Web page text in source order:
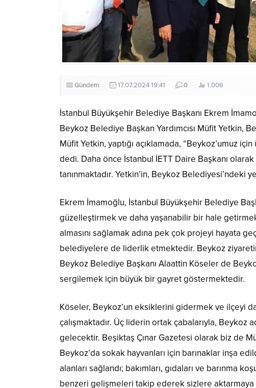
Gündem 17.07.2024 19:41 0 1.006
İstanbul Büyükşehir Belediye Başkanı Ekrem
Beykoz Belediye Başkan Yardımcısı Müfit Yetkin,
Müfit Yetkin, yaptığı açıklamada, “Beykoz’umuz
dedi. Daha önce İstanbul İETT Daire Başkanı
tanınmaktadır. Yetkin’in, Beykoz
Ekrem İmamoğlu, İstanbul Büyükşehir Belediye
güzelleştirmek ve daha yaşanabilir bir hale
almasını sağlamak adına pek çok projeyi hayata
belediyelere de liderlik etmektedir. Beykoz
Beykoz Belediye Başkanı Alaattin Köseler de
sergilemek için büyük bir gayret göstermektedir.
Köseler, Beykoz’un eksiklerini gidermek ve ilçeyi
çalışmaktadır. Üç liderin ortak çabalarıyla,
gelecektir. Beşiktaş Çınar Gazetesi olarak biz de
Beykoz’da sokak hayvanları için barınaklar inşa
alanları sağlandı; bakımları, gıdaları ve barınma
benzeri gelişmeleri takip ederek sizlere